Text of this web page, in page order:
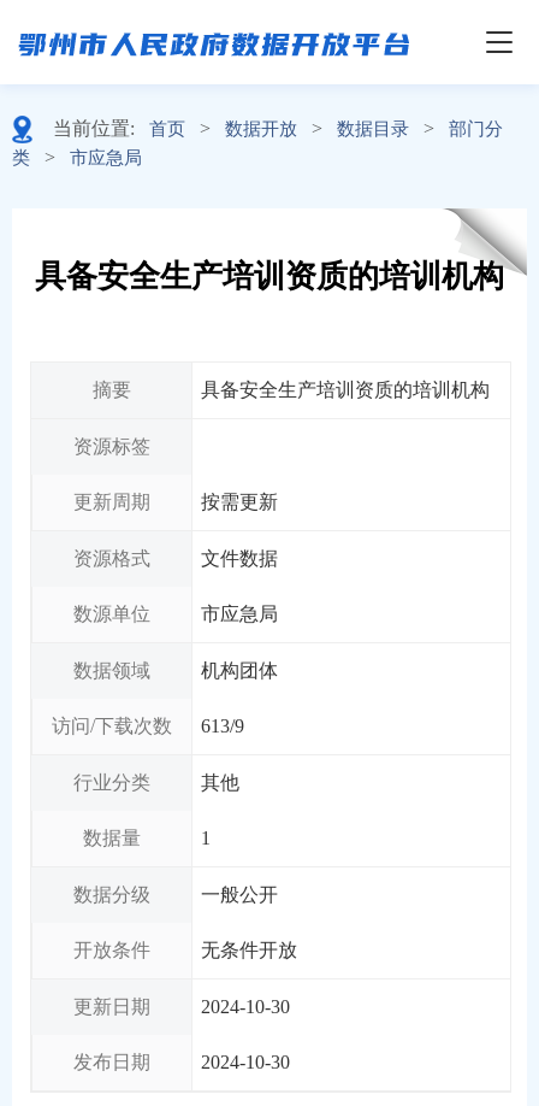
当前位置: 首页 > 数据开放 > 数据目录 >
部门分
类
> 市应急局
具备安全生产培训资质的培训机构
摘要 具备安全生产培训资质的培训机构
资源标签
更新周期 按需更新
资源格式 文件数据
数源单位 市应急局
数据领域 机构团体
访问/下载次数 613/9
行业分类 其他
数据量 1
数据分级 一般公开
开放条件 无条件开放
更新日期 2024-10-30
发布日期 2024-10-30